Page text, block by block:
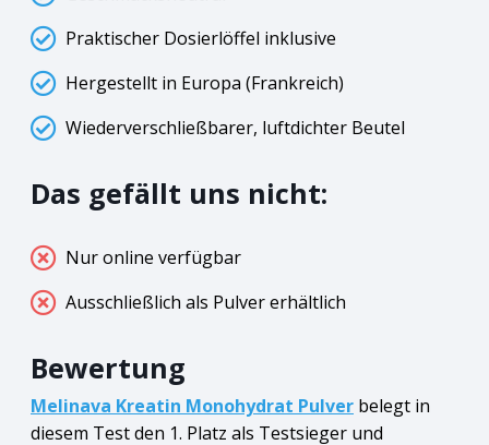
Praktischer Dosierlöffel inklusive
Hergestellt in Europa (Frankreich)
Wiederverschließbarer, luftdichter Beutel
Das gefällt uns nicht:
Nur online verfügbar
Ausschließlich als Pulver erhältlich
Bewertung
Melinava Kreatin Monohydrat Pulver belegt in
diesem Test den 1. Platz als Testsieger und